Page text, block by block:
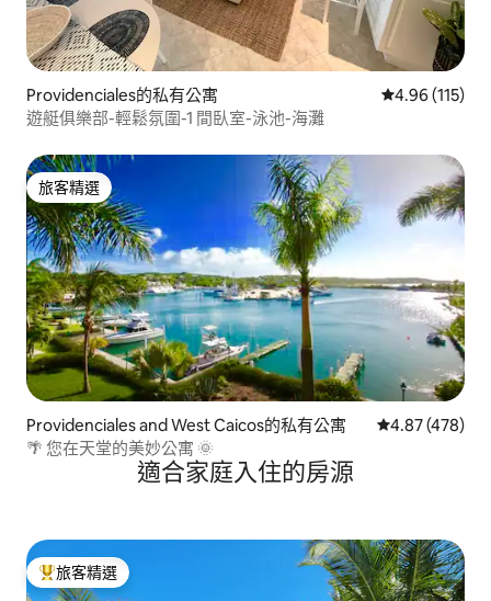
Providenciales的私有公寓 從 115 則評價
4.96 (115)
遊艇俱樂部-輕鬆氛圍-1 間臥室-泳池-海灘
旅客精選
旅客精選
Providenciales and West Caicos的私有公寓 從 478 則評價
4.87 (478)
🌴 您在天堂的美妙公寓 🌞
適合家庭入住的房源
旅客精選榜首
旅客精選